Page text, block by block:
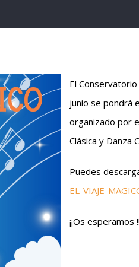
El
junio se pondrá
organizado por
Clásica y Danza
Puedes
EL-VIAJE-
​¡¡Os esperamos